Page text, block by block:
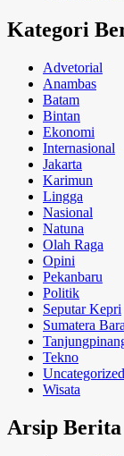
Kategori
Advetorial
Anambas
Batam
Bintan
Ekonomi
Internasional
Jakarta
Karimun
Lingga
Nasional
Natuna
Olah Raga
Opini
Pekanbaru
Politik
Seputar Kepri
Sumatera
Tekno
Uncategorized
Wisata
Arsip Berita